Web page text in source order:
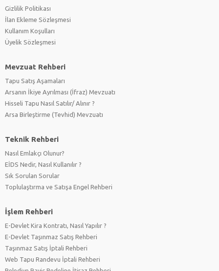
Gizlilik Politikası
İlan Ekleme Sözleşmesi
Kullanım Koşulları
Üyelik Sözleşmesi
Mevzuat Rehberi
Tapu Satış Aşamaları
Arsanın İkiye Ayrılması (İfraz) Mevzuatı
Hisseli Tapu Nasıl Satılır/ Alınır ?
Arsa Birleştirme (Tevhid) Mevzuatı
Teknik Rehberi
Nasıl Emlakçı Olunur?
EİDS Nedir, Nasıl Kullanılır ?
Sık Sorulan Sorular
Toplulaştırma ve Satışa Engel Rehberi
İşlem Rehberi
E-Devlet Kira Kontratı, Nasıl Yapılır ?
E-Devlet Taşınmaz Satış Rehberi
Taşınmaz Satış İptali Rehberi
Web Tapu Randevu İptali Rehberi